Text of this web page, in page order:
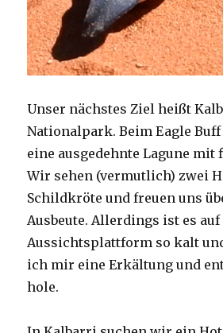
Unser nächstes Ziel heißt
Nationalpark. Beim Eagle
eine ausgedehnte Lagune mit
Wir sehen (vermutlich) zwei
Schildkröte und freuen uns
Ausbeute. Allerdings ist es auf
Aussichtsplattform so kalt
ich mir eine Erkältung und
hole.